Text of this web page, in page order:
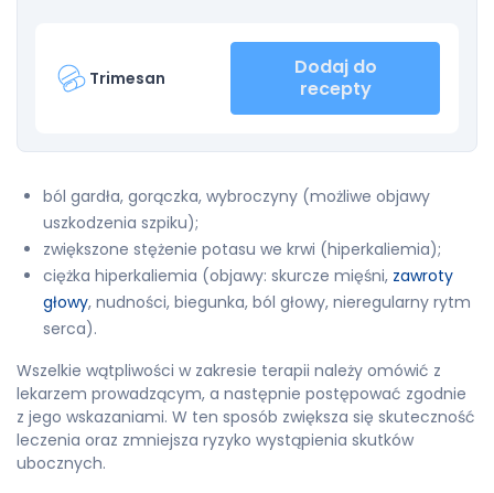
Trimesan
Dodaj do
recepty
ból gardła, gorączka, wybroczyny (możliwe objawy
uszkodzenia szpiku);
zwiększone stężenie potasu we krwi (hiperkaliemia);
ciężka hiperkaliemia (objawy: skurcze mięśni, zawroty
głowy, nudności, biegunka, ból głowy, nieregularny rytm
serca).
Wszelkie wątpliwości w zakresie terapii należy omówić z
lekarzem prowadzącym, a następnie postępować zgodnie
z jego wskazaniami. W ten sposób zwiększa się skuteczność
leczenia oraz zmniejsza ryzyko wystąpienia skutków
ubocznych.